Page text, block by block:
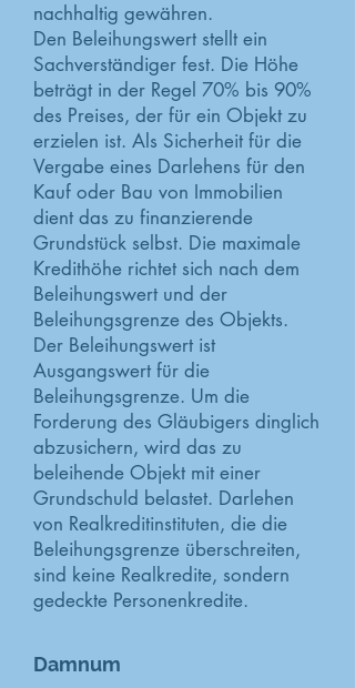
nachhaltig gewähren.
Den Beleihungswert stellt ein
Sachverständiger fest. Die Höhe
beträgt in der Regel 70% bis 90%
des Preises, der für ein Objekt zu
erzielen ist. Als Sicherheit für die
Vergabe eines Darlehens für den
Kauf oder Bau von Immobilien
dient das zu finanzierende
Grundstück selbst. Die maximale
Kredithöhe richtet sich nach dem
Beleihungswert und der
Beleihungsgrenze des Objekts.
Der Beleihungswert ist
Ausgangswert für die
Beleihungsgrenze. Um die
Forderung des Gläubigers dinglich
abzusichern, wird das zu
beleihende Objekt mit einer
Grundschuld belastet. Darlehen
von Realkreditinstituten, die die
Beleihungsgrenze überschreiten,
sind keine Realkredite, sondern
gedeckte Personenkredite.
Damnum